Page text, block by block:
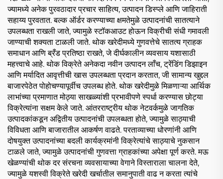
ज्यामध्ये अनेक पुरवठादार प्रचार साहित्य, उत्पादन डिस्प्ले आणि जाहिराती
सहाय्य पुरवतात. बल्क ऑर्डर करण्याच्या क्षमतेमुळे उत्पादनांची सातत्याने
उपलब्धता राखली जाते, ज्यामुळे स्टॉकआउट होऊन विक्रीची संधी गमावली
जाण्याची शक्यता टाळली जाते. थोक खरेदीमध्ये गुणवत्तेचे सातत्य ग्राहक
समाधान आणि ब्रँड प्रतिष्ठा राखते, जे दीर्घकालीन व्यवसाय यशासाठी
महत्त्वाचे आहे. थोक विक्रेते अनेकदा नवीन उत्पादन लाँच, ट्रेंडिंग डिझाइन
आणि मर्यादित आवृत्तीची खास उपलब्धता प्रदान करतात, जी सामान्य खुद्दल
बाजारपेठेत पोहोचण्यापूर्वीच उपलब्ध होते. थोक खरेदीमुळे मिळणाऱ्या आर्थिक
लाभांच्या प्रमाणात मोठ्या साखळ्यांशी प्रभावीपणे स्पर्धा करण्यास छोट्या
विक्रेत्यांना सक्षम केले जाते. आंतरराष्ट्रीय थोक नेटवर्कमुळे जागतिक
उत्पादकांकडून अद्वितीय उत्पादनांची उपलब्धता होते, ज्यामुळे साठ्याची
विविधता आणि बाजारातील आकर्षण वाढते. परताव्याच्या धोरणांनी आणि
दोषयुक्त उत्पादनांच्या बदली कार्यक्रमांनी विक्रेत्यांचे साठ्याचे नुकसान
टाळले जाते, ज्यामुळे उत्पादनांची गुणवत्ता ग्राहकांच्या अपेक्षा पूर्ण करते. मऊ
खेळण्यांची थोक दर संरचना व्यवसायाच्या वेगाने विस्ताराला चालना देते,
ज्यामुळे यशस्वी विक्रेते खरेदी खर्चातील समानुपाती वाढ न करता त्यांचे